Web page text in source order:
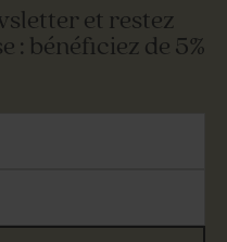
et restez
: bénéficiez de 5%